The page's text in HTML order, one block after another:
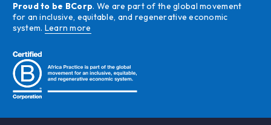
Proud to be BCorp. We are part of the global movement
for an inclusive, equitable, and regenerative economic
system. Learn more